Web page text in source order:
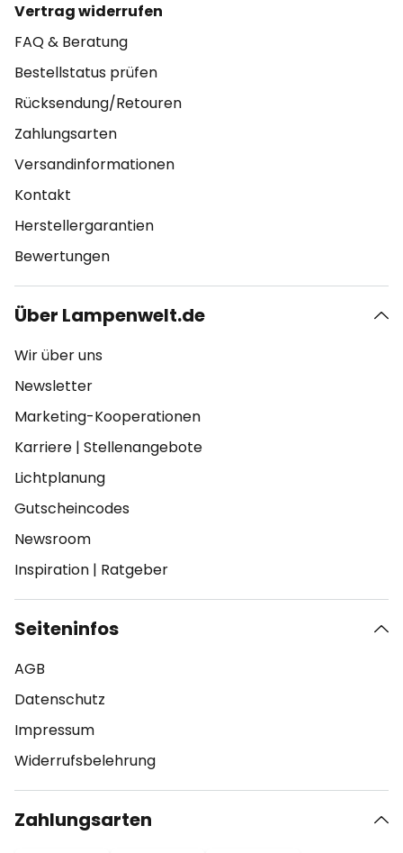
Vertrag widerrufen
FAQ & Beratung
Bestellstatus prüfen
Rücksendung/Retouren
Zahlungsarten
Versandinformationen
Kontakt
Herstellergarantien
Bewertungen
Über Lampenwelt.de
Wir über uns
Newsletter
Marketing-Kooperationen
Karriere | Stellenangebote
Lichtplanung
Gutscheincodes
Newsroom
Inspiration | Ratgeber
Seiteninfos
AGB
Datenschutz
Impressum
Widerrufsbelehrung
Zahlungsarten